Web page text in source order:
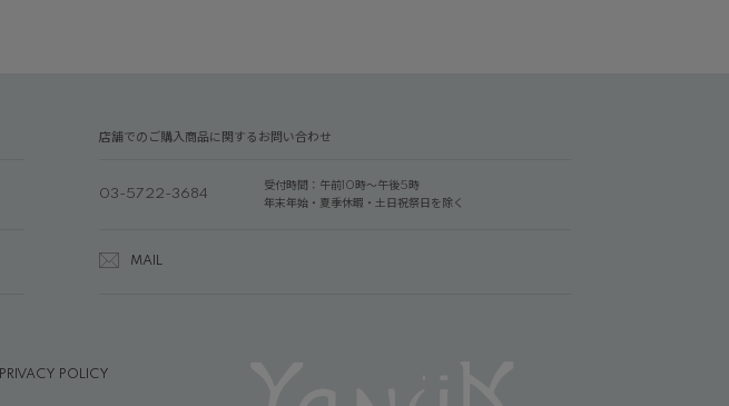
店舗でのご購入商品に関するお問い合わせ
03-5722-3684
受付時間：午前10時～午後5時
年末年始・夏季休暇・土日祝祭日を除く
MAIL
PRIVACY POLICY